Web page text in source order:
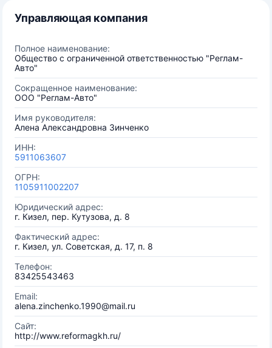
Управляющая компания
Полное наименование:
Общество с ограниченной ответственностью "Реглам-
Авто"
Сокращенное наименование:
ООО "Реглам-Авто"
Имя руководителя:
Алена Александровна Зинченко
ИНН:
5911063607
ОГРН:
1105911002207
Юридический адрес:
г. Кизел, пер. Кутузова, д. 8
Фактический адрес:
г. Кизел, ул. Советская, д. 17, п. 8
Телефон:
83425543463
Email:
alena.zinchenko.1990@mail.ru
Сайт:
http://www.reformagkh.ru/